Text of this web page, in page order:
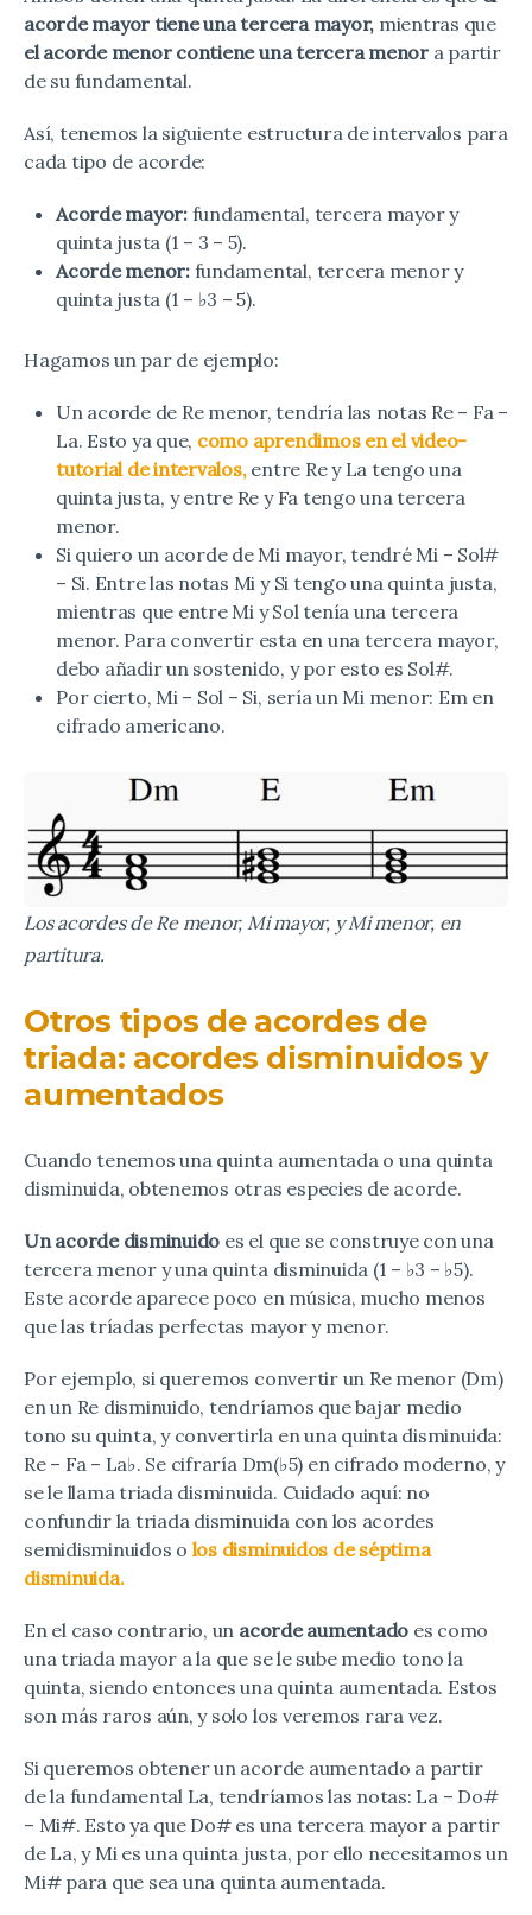
acorde mayor tiene una tercera mayor, mientras que
el acorde menor contiene una tercera menora partir
de su fundamental.
Así, tenemos la siguiente estructura de intervalos para
cada tipo de acorde:
Acorde mayor: fundamental, tercera mayor y
quinta justa (1 – 3 – 5).
Acorde menor: fundamental, tercera menor y
quinta justa (1 – ♭3 – 5).
Hagamos un par de ejemplo:
Un acorde de Re menor, tendría las notas Re – Fa –
La. Esto ya que, como aprendimos en el video-
tutorial de intervalos,entre Re y La tengo una
quinta justa, y entre Re y Fa tengo una tercera
menor.
Si quiero un acorde de Mi mayor, tendré Mi – Sol#
– Si. Entre las notas Mi y Si tengo una quinta justa,
mientras que entre Mi y Sol tenía una tercera
menor. Para convertir esta en una tercera mayor,
debo añadir un sostenido, y por esto es Sol#.
Por cierto, Mi – Sol – Si, sería un Mi menor: Em en
cifrado americano.
Los acordes de Re menor, Mi mayor, y Mi menor, en
partitura.
Otros tipos de acordes de
triada: acordes disminuidos y
aumentados
Cuando tenemos una quinta aumentada o una quinta
disminuida, obtenemos otras especies de acorde.
Un acorde disminuido es el que se construye con una
tercera menor y una quinta disminuida (1 – ♭3 – ♭5).
Este acorde aparece poco en música, mucho menos
que las tríadas perfectas mayor y menor.
Por ejemplo, si queremos convertir un Re menor (Dm)
en un Re disminuido, tendríamos que bajar medio
tono su quinta, y convertirla en una quinta disminuida:
Re – Fa – La♭. Se cifraría Dm(♭5) en cifrado moderno, y
se le llama triada disminuida. Cuidado aquí: no
confundir la triada disminuida con los acordes
semidisminuidos o los disminuidos de séptima
disminuida.
En el caso contrario, un acorde aumentado es como
una triada mayor a la que se le sube medio tono la
quinta, siendo entonces una quinta aumentada. Estos
son más raros aún, y solo los veremos rara vez.
Si queremos obtener un acorde aumentado a partir
de la fundamental La, tendríamos las notas: La – Do#
– Mi#. Esto ya que Do# es una tercera mayor a partir
de La, y Mi es una quinta justa, por ello necesitamos un
Mi# para que sea una quinta aumentada.